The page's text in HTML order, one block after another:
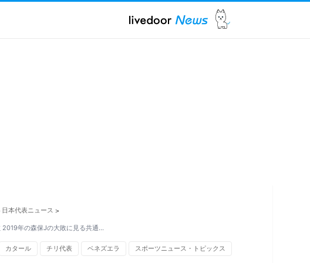
日本代表ニュース >
2019年の森保Jの大敗に見る共通…
カタール チリ代表 ベネズエラ スポーツニュース・トピックス